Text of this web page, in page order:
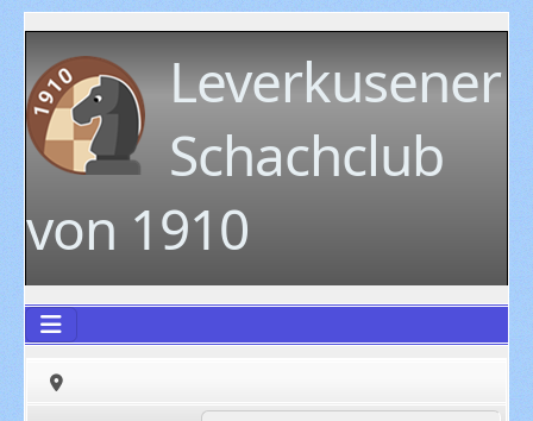
Leverkusener
Schachclub
von 1910